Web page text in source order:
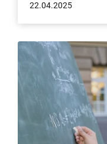
22.04.2025